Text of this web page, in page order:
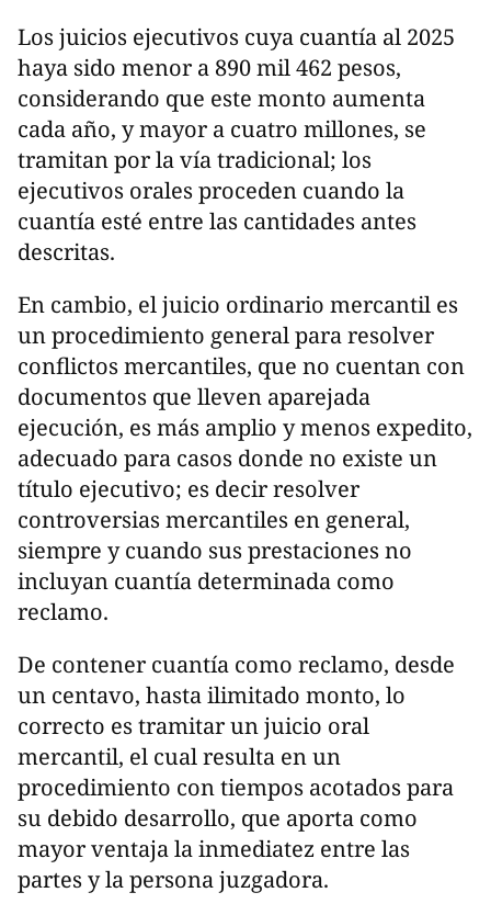
Los juicios ejecutivos cuya cuantía al 2025
haya sido menor a 890 mil 462 pesos,
considerando que este monto aumenta
cada año, y mayor a cuatro millones, se
tramitan por la vía tradicional; los
ejecutivos orales proceden cuando la
cuantía esté entre las cantidades antes
descritas.
En cambio, el juicio ordinario mercantil es
un procedimiento general para resolver
conflictos mercantiles, que no cuentan con
documentos que lleven aparejada
ejecución, es más amplio y menos expedito,
adecuado para casos donde no existe un
título ejecutivo; es decir resolver
controversias mercantiles en general,
siempre y cuando sus prestaciones no
incluyan cuantía determinada como
reclamo.
De contener cuantía como reclamo, desde
un centavo, hasta ilimitado monto, lo
correcto es tramitar un juicio oral
mercantil, el cual resulta en un
procedimiento con tiempos acotados para
su debido desarrollo, que aporta como
mayor ventaja la inmediatez entre las
partes y la persona juzgadora.